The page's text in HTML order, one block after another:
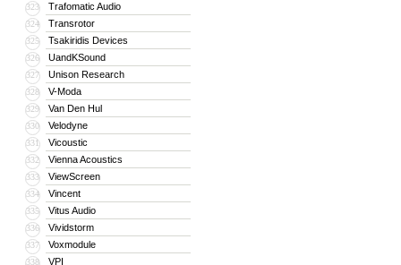
323 Trafomatic Audio
324 Transrotor
325 Tsakiridis Devices
326 UandKSound
327 Unison Research
328 V-Moda
329 Van Den Hul
330 Velodyne
331 Vicoustic
332 Vienna Acoustics
333 ViewScreen
334 Vincent
335 Vitus Audio
336 Vividstorm
337 Voxmodule
338 VPI